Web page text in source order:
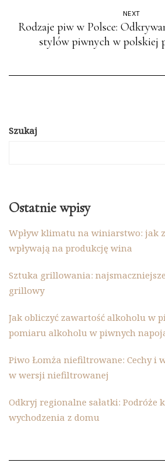
NEXT
Rodzaje piw w Polsce:
stylów piwnych w polskiej
Szukaj
Ostatnie wpisy
Wpływ klimatu na winiarstwo: jak
wpływają na produkcję wina
Sztuka grillowania:
grillowy
Jak obliczyć zawartość alkoholu w
pomiaru alkoholu w piwnych
Piwo Łomża niefiltrowane: Cechy i
w wersji niefiltrowanej
Odkryj regionalne sałatki: Podróże
wychodzenia z domu